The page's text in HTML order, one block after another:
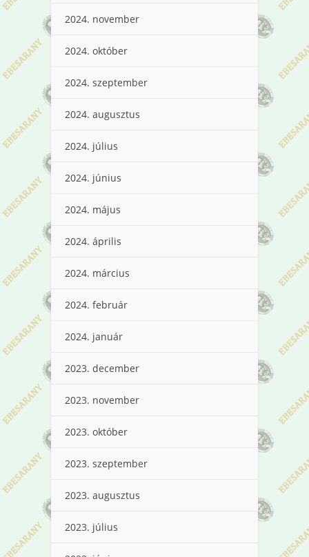
2024. november
2024. október
2024. szeptember
2024. augusztus
2024. július
2024. június
2024. május
2024. április
2024. március
2024. február
2024. január
2023. december
2023. november
2023. október
2023. szeptember
2023. augusztus
2023. július